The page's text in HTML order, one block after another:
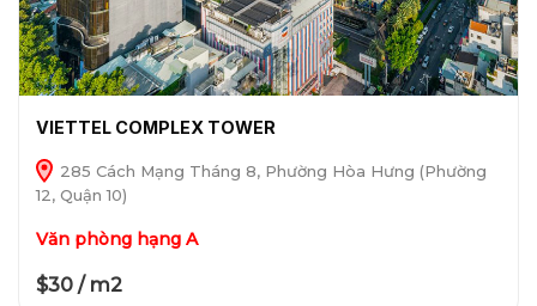
VIETTEL COMPLEX TOWER
285 Cách Mạng Tháng 8, Phường Hòa Hưng (Phường
12, Quận 10)
Văn phòng hạng A
$30 / m2